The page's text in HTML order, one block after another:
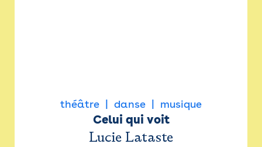
théâtre danse musique
Celui qui voit
Lucie Lataste